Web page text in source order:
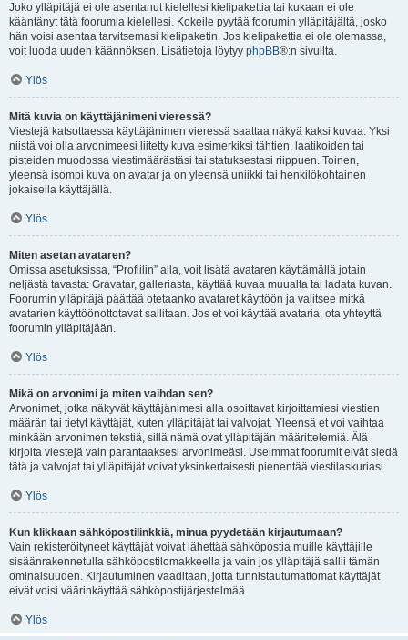
Joko ylläpitäjä ei ole asentanut kielellesi kielipakettia tai kukaan ei ole
kääntänyt tätä foorumia kielellesi. Kokeile pyytää foorumin ylläpitäjältä, josko
hän voisi asentaa tarvitsemasi kielipaketin. Jos kielipakettia ei ole olemassa,
voit luoda uuden käännöksen. Lisätietoja löytyy phpBB®:n sivuilta.
Ylös
Mitä kuvia on käyttäjänimeni vieressä?
Viestejä katsottaessa käyttäjänimen vieressä saattaa näkyä kaksi kuvaa. Yksi
niistä voi olla arvonimeesi liitetty kuva esimerkiksi tähtien, laatikoiden tai
pisteiden muodossa viestimäärästäsi tai statuksestasi riippuen. Toinen,
yleensä isompi kuva on avatar ja on yleensä uniikki tai henkilökohtainen
jokaisella käyttäjällä.
Ylös
Miten asetan avataren?
Omissa asetuksissa, “Profiilin” alla, voit lisätä avataren käyttämällä jotain
neljästä tavasta: Gravatar, galleriasta, käyttää kuvaa muualta tai ladata kuvan.
Foorumin ylläpitäjä päättää otetaanko avataret käyttöön ja valitsee mitkä
avatarien käyttöönottotavat sallitaan. Jos et voi käyttää avataria, ota yhteyttä
foorumin ylläpitäjään.
Ylös
Mikä on arvonimi ja miten vaihdan sen?
Arvonimet, jotka näkyvät käyttäjänimesi alla osoittavat kirjoittamiesi viestien
määrän tai tietyt käyttäjät, kuten ylläpitäjät tai valvojat. Yleensä et voi vaihtaa
minkään arvonimen tekstiä, sillä nämä ovat ylläpitäjän määrittelemiä. Älä
kirjoita viestejä vain parantaaksesi arvonimeäsi. Useimmat foorumit eivät siedä
tätä ja valvojat tai ylläpitäjät voivat yksinkertaisesti pienentää viestilaskuriasi.
Ylös
Kun klikkaan sähköpostilinkkiä, minua pyydetään kirjautumaan?
Vain rekisteröityneet käyttäjät voivat lähettää sähköpostia muille käyttäjille
sisäänrakennetulla sähköpostilomakkeella ja vain jos ylläpitäjä sallii tämän
ominaisuuden. Kirjautuminen vaaditaan, jotta tunnistautumattomat käyttäjät
eivät voisi väärinkäyttää sähköpostijärjestelmää.
Ylös